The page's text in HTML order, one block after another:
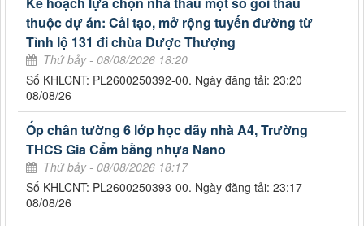
thuộc dự án: Cải tạo, mở rộng tuyến đường từ
Tỉnh lộ 131 đi chùa Dược Thượng
Thứ bảy - 08/08/2026 18:20
Số KHLCNT: PL2600250392-00. Ngày đăng tải: 23:20
08/08/26
Ốp chân tường 6 lớp học dãy nhà A4, Trường
THCS Gia Cẩm bằng nhựa Nano
Thứ bảy - 08/08/2026 18:17
Số KHLCNT: PL2600250393-00. Ngày đăng tải: 23:17
08/08/26